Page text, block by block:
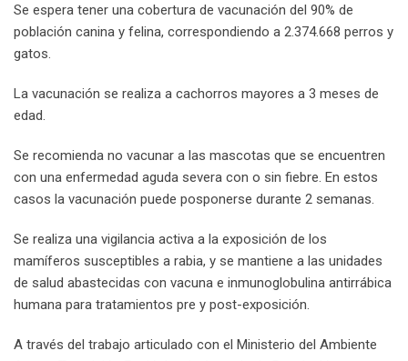
Se espera tener una cobertura de vacunación del 90% de
población canina y felina, correspondiendo a 2.374.668 perros y
gatos.
La vacunación se realiza a cachorros mayores a 3 meses de
edad.
Se recomienda no vacunar a las mascotas que se encuentren
con una enfermedad aguda severa con o sin fiebre. En estos
casos la vacunación puede posponerse durante 2 semanas.
Se realiza una vigilancia activa a la exposición de los
mamíferos susceptibles a rabia, y se mantiene a las unidades
de salud abastecidas con vacuna e inmunoglobulina antirrábica
humana para tratamientos pre y post-exposición.
A través del trabajo articulado con el Ministerio del Ambiente